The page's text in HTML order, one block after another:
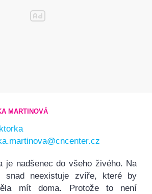
MARTINOVÁ
je nadšenec do všeho živého. Na
snad neexistuje zvíře, které by
mít doma. Protože to není